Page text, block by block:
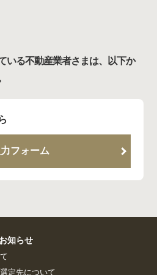
いる不動産業者さまは、以下か
力フォーム
知らせ
定先について